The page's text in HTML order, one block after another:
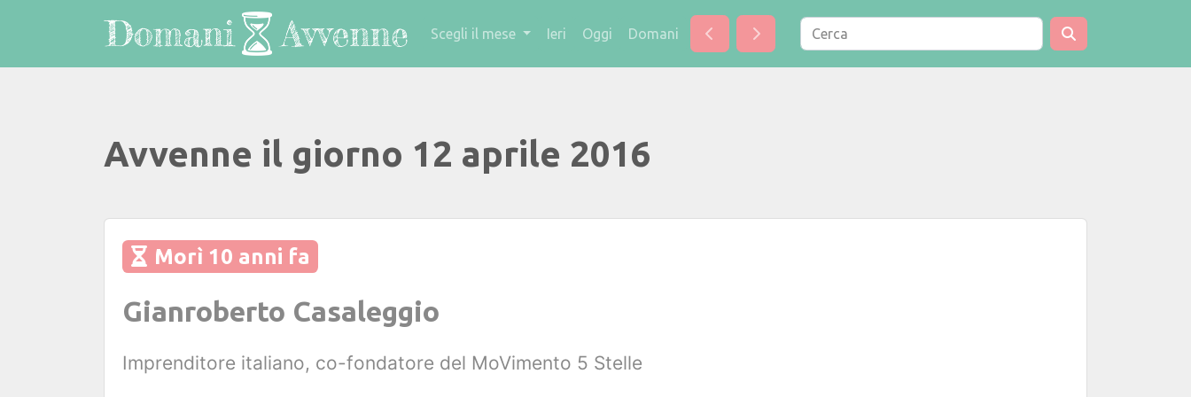
Scegli il mese Ieri Oggi Domani
Avvenne il giorno 12 aprile 2016
Morì 10 anni fa
Gianroberto Casaleggio
Imprenditore italiano, co-fondatore del MoVimento 5 Stelle